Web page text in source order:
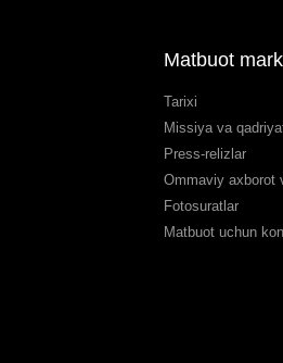
Matbuot
Tarixi
Missiya va
Press-relizlar
Ommaviy axborot
Fotosuratlar
Matbuot uchun